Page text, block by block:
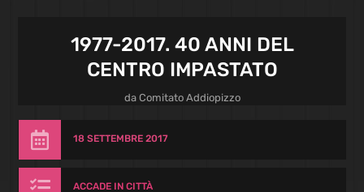
1977-2017. 40 ANNI DEL
CENTRO IMPASTATO
da Comitato Addiopizzo
 18 SETTEMBRE 2017
 ACCADE IN CITTÀ